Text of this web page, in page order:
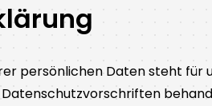
persönlichen Daten steht